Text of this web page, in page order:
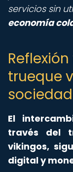
servicios sin
economía
trueque
El
través del
vikingos,
digital y